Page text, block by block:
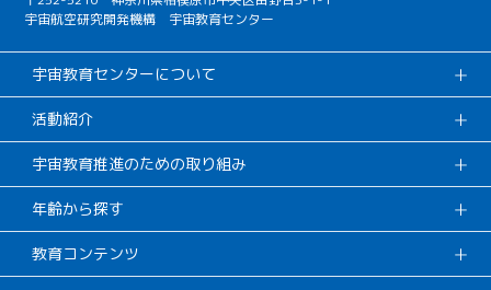
宇宙航空研究開発機構 宇宙教育センター
宇宙教育センターについて
活動紹介
宇宙教育推進のための取り組み
年齢から探す
教育コンテンツ